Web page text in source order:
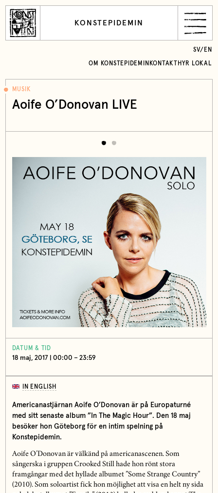
KONSTEPIDEMIN
OM KONSTEPIDEMIN KONTAKT HYR LOKAL
SV/ EN
MUSIK
Aoife O’Donovan LIVE
DATUM & TID
18 maj, 2017 | 00:00 – 23:59
IN ENGLISH
Americanastjärnan Aoife O’Donovan är på Europaturné
med sitt senaste album ”In The Magic Hour”. Den 18 maj
besöker hon Göteborg för en intim spelning på
Konstepidemin.
Aoife O’Donovan är välkänd på americanascenen. Som
sångerska i gruppen Crooked Still hade hon rönt stora
framgångar med det hyllade albumet ”Some Strange Country”
(2010). Som soloartist fick hon möjlighet att visa en helt ny sida